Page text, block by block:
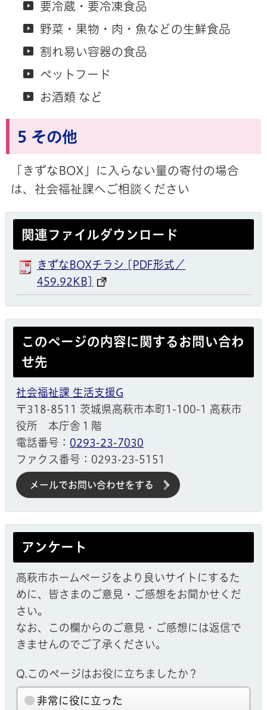
要冷蔵・要冷凍食品
野菜・果物・肉・魚などの生鮮食品
割れ易い容器の食品
ペットフード
お酒類 など
5 その他
「きずなBOX」に入らない量の寄付の場合
は、社会福祉課へご相談ください
関連ファイルダウンロード
きずなBOXチラシ [PDF形式／
459.92KB]
このページの内容に関するお問い合わ
せ先
社会福祉課 生活支援G
〒318-8511 茨城県高萩市本町1-100-1 高萩市
役所 本庁舎１階
電話番号： 0293-23-7030
ファクス番号：0293-23-5151
メールでお問い合わせをする
アンケート
高萩市ホームページをより良いサイトにするた
めに、皆さまのご意見・ご感想をお聞かせくだ
さい。
なお、この欄からのご意見・ご感想には返信で
きませんのでご了承ください。
Q.このページはお役に立ちましたか？
非常に役に立った